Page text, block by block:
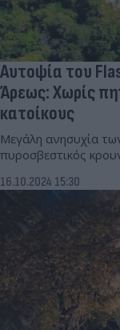
Αυτοψία του
Άρεως: Χωρίς
κατοίκους
Μεγάλη ανησυχία
πυροσβεστικός
16.10.2024 15:30